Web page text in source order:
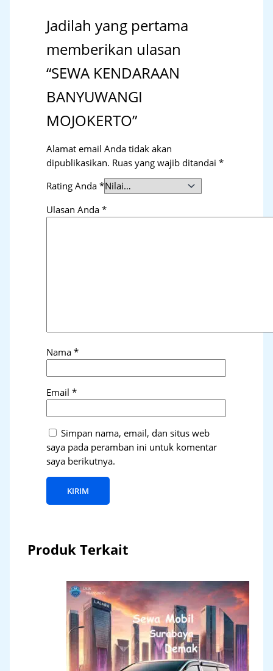
Jadilah yang pertama
memberikan ulasan
“SEWA KENDARAAN
BANYUWANGI
MOJOKERTO”
Alamat email Anda tidak akan
dipublikasikan. Ruas yang wajib ditandai*
Rating Anda*
Ulasan Anda*
Nama*
Email*
Simpan nama, email, dan situs web
saya pada peramban ini untuk komentar
saya berikutnya.
Produk Terkait